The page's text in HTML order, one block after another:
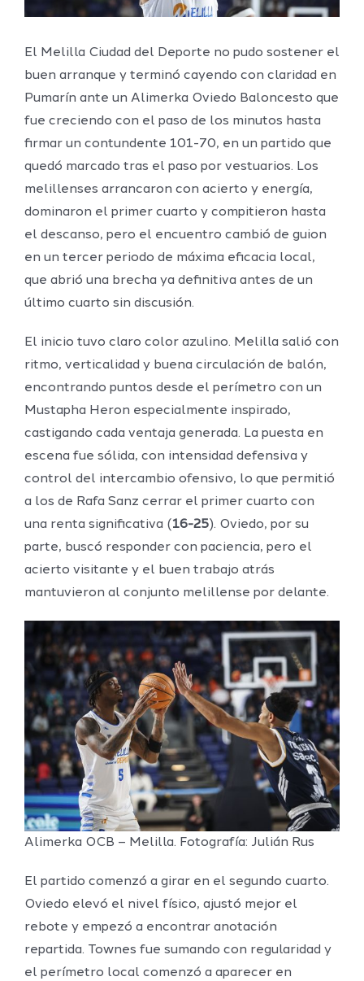
El Melilla Ciudad del Deporte no pudo sostener el
buen arranque y terminó cayendo con claridad en
Pumarín ante un Alimerka Oviedo Baloncesto que
fue creciendo con el paso de los minutos hasta
firmar un contundente 101-70, en un partido que
quedó marcado tras el paso por vestuarios. Los
melillenses arrancaron con acierto y energía,
dominaron el primer cuarto y compitieron hasta
el descanso, pero el encuentro cambió de guion
en un tercer periodo de máxima eficacia local,
que abrió una brecha ya definitiva antes de un
último cuarto sin discusión.
El inicio tuvo claro color azulino. Melilla salió con
ritmo, verticalidad y buena circulación de balón,
encontrando puntos desde el perímetro con un
Mustapha Heron especialmente inspirado,
castigando cada ventaja generada. La puesta en
escena fue sólida, con intensidad defensiva y
control del intercambio ofensivo, lo que permitió
a los de Rafa Sanz cerrar el primer cuarto con
una renta significativa (16-25). Oviedo, por su
parte, buscó responder con paciencia, pero el
acierto visitante y el buen trabajo atrás
mantuvieron al conjunto melillense por delante.
Alimerka OCB – Melilla. Fotografía: Julián Rus
El partido comenzó a girar en el segundo cuarto.
Oviedo elevó el nivel físico, ajustó mejor el
rebote y empezó a encontrar anotación
repartida. Townes fue sumando con regularidad y
el perímetro local comenzó a aparecer en